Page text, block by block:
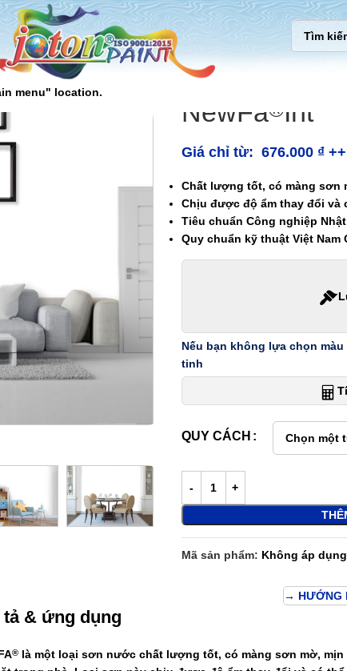
menu" location.
NewFa®Int
Giá chỉ từ: 676.000 ₫++
Chất lượng tốt, có màng sơn
Chịu được độ ẩm thay đổi và
Tiêu chuẩn Công nghiệp Nhật
Quy chuẩn kỹ thuật Việt Nam
Nếu bạn không lựa chọn
tinh
QUY CÁCH
Mã sản phẩm: Không áp dụng
→ HƯỚNG
tả & ứng dụng
® là một loại sơn nước chất lượng tốt, có màng sơn mờ,